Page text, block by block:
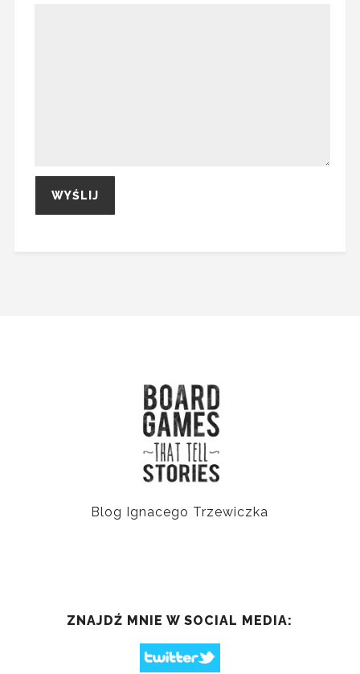
Blog Ignacego Trzewiczka
ZNAJDŹ MNIE W SOCIAL MEDIA: